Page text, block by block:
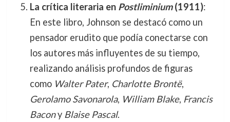
La crítica literaria en Postliminium(1911):
En este libro, Johnson se destacó como un
pensador erudito que podía conectarse con
los autores más influyentes de su tiempo,
realizando análisis profundos de figuras
como Walter Pater, Charlotte Brontë,
Gerolamo Savonarola, William Blake, Francis
Bacony Blaise Pascal.